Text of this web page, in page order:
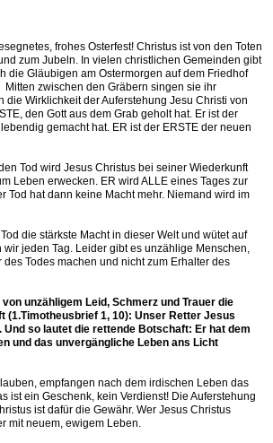
frohes Osterfest! Christus ist von den Toten
zum Jubeln. In vielen christlichen Gemeinden gibt
die Gläubigen am Ostermorgen auf dem Friedhof
Mitten zwischen den Gräbern singen sie ihr
die Wirklichkeit der Auferstehung Jesu Christi von
den Gott aus dem Grab geholt hat. Er ist der
gemacht hat. ER ist der ERSTE der neuen
Tod wird Jesus Christus bei seiner Wiederkunft
Leben erwecken. ER wird ALLE eines Tages zur
Tod hat dann keine Macht mehr. Niemand wird im
die stärkste Macht in dieser Welt und wütet auf
jeden Tag. Leider gibt es unzählige Menschen,
Todes machen und nicht zum Erhalter des
unzähligem Leid, Schmerz und Trauer die
(1.Timotheusbrief 1, 10): Unser Retter Jesus
so lautet die rettende Botschaft: Er hat dem
und das unvergängliche Leben ans Licht
empfangen nach dem irdischen Leben das
ist ein Geschenk, kein Verdienst! Die Auferstehung
ist dafür die Gewähr. Wer Jesus Christus
mit neuem, ewigem Leben.